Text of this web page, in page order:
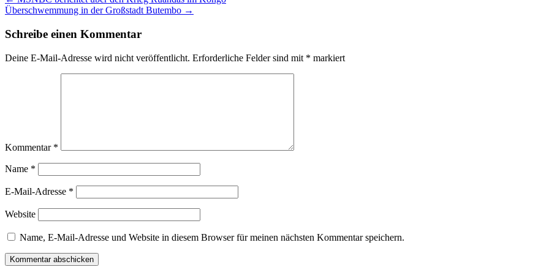
Überschwemmung in der Großstadt Butembo →
Schreibe einen Kommentar
Deine E-Mail-Adresse wird nicht veröffentlicht. Erforderliche Felder sind mit * markiert
Kommentar *
Name *
E-Mail-Adresse *
Website
Name, E-Mail-Adresse und Website in diesem Browser für meinen nächsten Kommentar speichern.